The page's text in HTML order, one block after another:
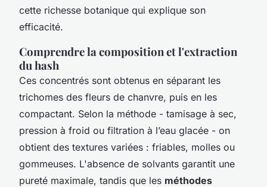
cette richesse botanique qui explique son
efficacité.
Comprendre la composition et l'extraction
du hash
Ces concentrés sont obtenus en séparant les
trichomes des fleurs de chanvre, puis en les
compactant. Selon la méthode - tamisage à sec,
pression à froid ou filtration à l’eau glacée - on
obtient des textures variées : friables, molles ou
gommeuses. L'absence de solvants garantit une
pureté maximale, tandis que les méthodes